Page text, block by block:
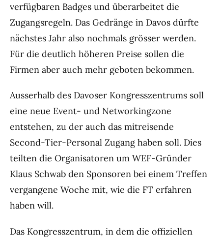
verfügbaren Badges und überarbeitet die
Zugangsregeln. Das Gedränge in Davos dürfte
nächstes Jahr also nochmals grösser werden.
Für die deutlich höheren Preise sollen die
Firmen aber auch mehr geboten bekommen.
Ausserhalb des Davoser Kongresszentrums soll
eine neue Event- und Networkingzone
entstehen, zu der auch das mitreisende
Second-Tier-Personal Zugang haben soll. Dies
teilten die Organisatoren um WEF-Gründer
Klaus Schwab den Sponsoren bei einem Treffen
vergangene Woche mit, wie die FT erfahren
haben will.
Das Kongresszentrum, in dem die offiziellen